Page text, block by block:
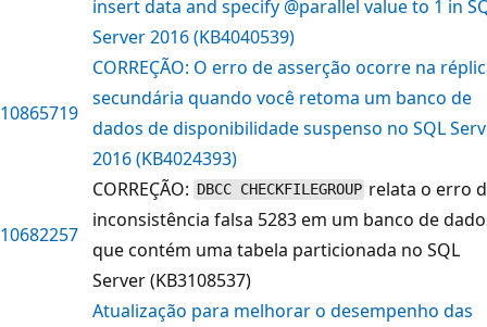
insert data and specify @parallel value to 1 in
Server 2016 (KB4040539)
10865719
CORREÇÃO: O erro de asserção ocorre na
secundária quando você retoma um banco de
dados de disponibilidade suspenso no SQL
2016 (KB4024393)
10682257
CORREÇÃO: DBCC CHECKFILEGROUP relata o erro
inconsistência falsa 5283 em um banco de
que contém uma tabela particionada no SQL
Server (KB3108537)
Atualização para melhorar o desempenho das